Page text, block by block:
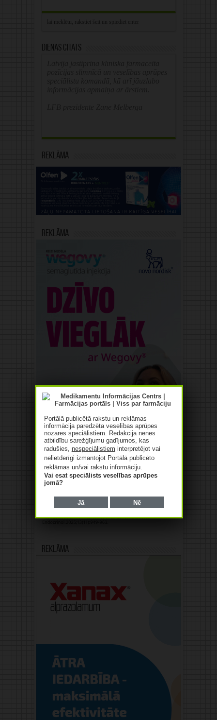
Dienas citāts
Reklāma
Reklāma
Reklāma
Portālā publicētā rakstu un reklāmas
informācija paredzēta veselības aprūpes
nozares speciālistiem. Redakcija nenes
atbildību sarežģījumu gadījumos, kas
radušies, nespeciālistiem interpretējot vai
nelietderīgi izmantojot Portālā publicēto
reklāmas un/vai rakstu informāciju.
Vai esat speciālists veselības aprūpes
jomā?
Jā Nē